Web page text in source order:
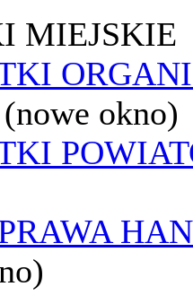
MIEJSKIE
(nowe okno)